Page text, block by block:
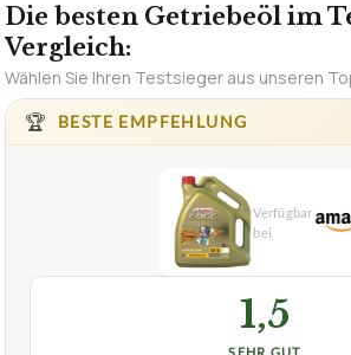
Die besten Getriebeöl im
Vergleich:
Wählen Sie Ihren Testsieger aus unseren
🏆
BESTE EMPFEHLUNG
1,5
SEHR GUT